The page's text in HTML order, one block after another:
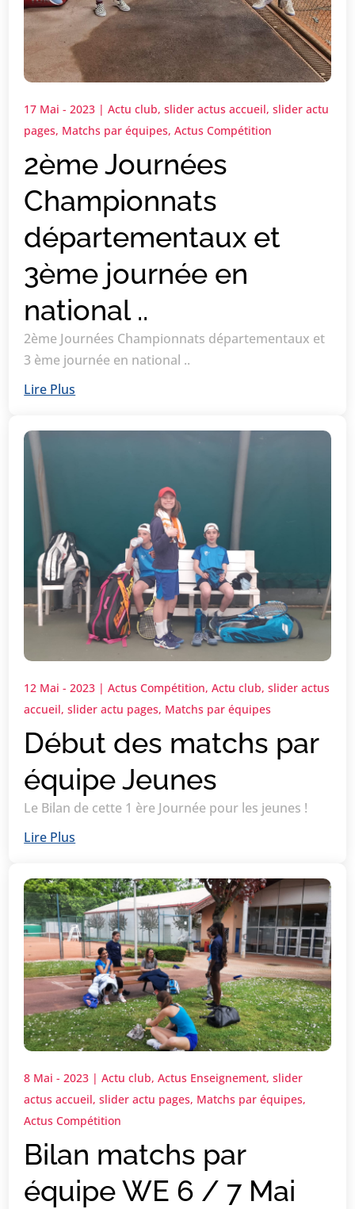
2ème Journées
Championnats
départementaux et
3ème journée en
national ..
17 Mai - 2023 |Actu club,slider actus accueil,slider actu
pages, Matchs par équipes,Actus Compétition
2ème Journées Championnats départementaux et
3 ème journée en national ..
Lire Plus
Début des matchs par
équipe Jeunes
12 Mai - 2023 |Actus Compétition,Actu club,slider actus
accueil,slider actu pages, Matchs par équipes
Le Bilan de cette 1 ère Journée pour les jeunes !
Lire Plus
Bilan matchs par
équipe WE 6 / 7 Mai
8 Mai - 2023 |Actu club,Actus Enseignement,slider
actus accueil,slider actu pages, Matchs par équipes,
Actus Compétition